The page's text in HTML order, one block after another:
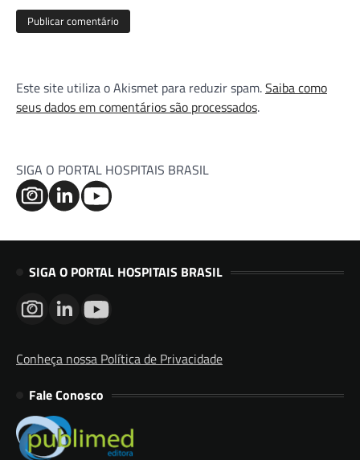
Este site utiliza o Akismet para reduzir spam.Saiba como
seus dados em comentários são processados.
SIGA O PORTAL HOSPITAIS BRASIL
SIGA O PORTAL HOSPITAIS BRASIL
Conheça nossa Política de Privacidade
Fale Conosco